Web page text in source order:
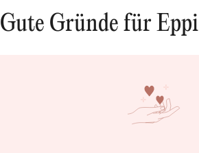
Gute Gründe für Eppi